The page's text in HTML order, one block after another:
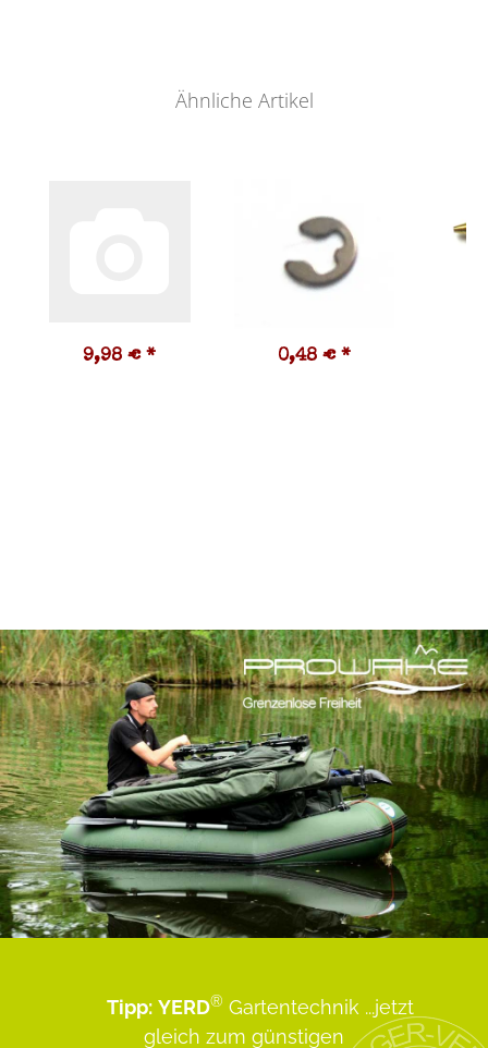
Ähnliche Artikel
9,98 € * 0,48 € *
Tipp: YERD® Gartentechnik ...jetzt
gleich zum günstigen